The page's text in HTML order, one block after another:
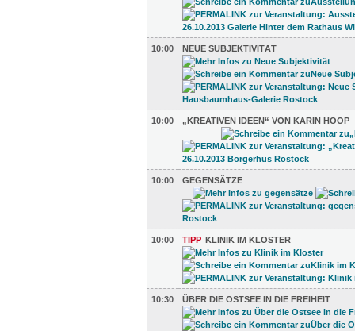
10:00 NEUE SUBJEKTIVITÄT
10:00 „KREATIVEN IDEEN“ VON KARIN HOOP
10:00 GEGENSÄTZE
10:00 TIPP KLINIK IM KLOSTER
10:30 ÜBER DIE OSTSEE IN DIE FREIHEIT